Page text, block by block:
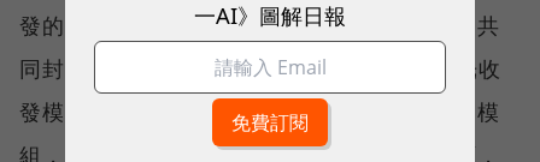
發的光交換器，圖中的數位交換晶片就是使用共
同封裝光學（CPO）技術將數位交換晶片與光收
發模組包裝在一起，取代傳統的插拔式光收發模
組，並以外接雷射的方式提供矽光子晶片光源，
一AI》圖解日報